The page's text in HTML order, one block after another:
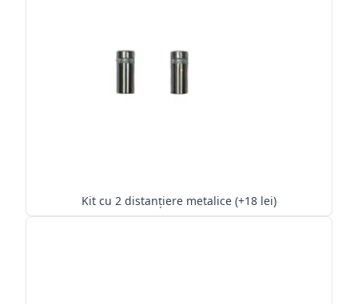
Kit cu 2 distanțiere metalice (+18 lei)